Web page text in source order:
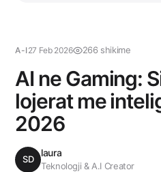
A-I27 Feb 2026 266 shikime
AI ne Gaming:
lojerat me
2026
SD
laura
Teknologji & A.I Creator